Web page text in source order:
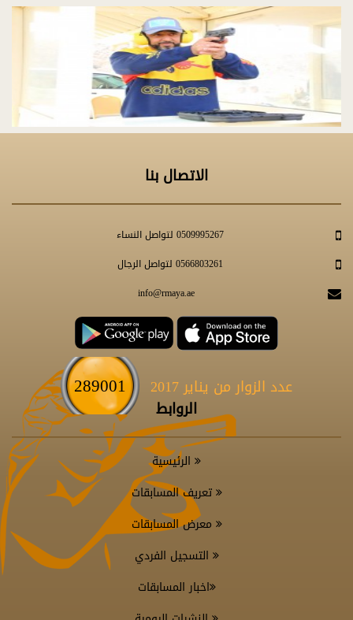
الاتصال بنا
0509995267 لتواصل النساء
0566803261 لتواصل الرجال
info@rmaya.ae
عدد الزوار من يناير 2017 289001
الروابط
الرئيسية
تعريف المسابقات
معرض المسابقات
التسجيل الفردي
اخبار المسابقات